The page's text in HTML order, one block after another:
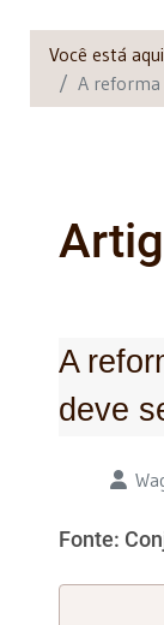
Você está
A reforma
A
deve
Detalhes
Fonte: